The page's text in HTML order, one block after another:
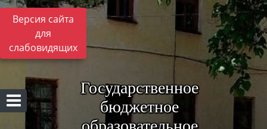
Версия сайта
для
слабовидящих
Государственное
бюджетное